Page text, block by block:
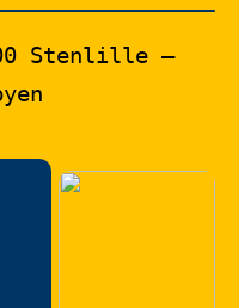
Stenlille –